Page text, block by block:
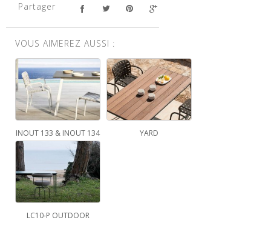
Partager
VOUS AIMEREZ AUSSI :
INOUT 133 & INOUT 134 YARD
LC10-P OUTDOOR